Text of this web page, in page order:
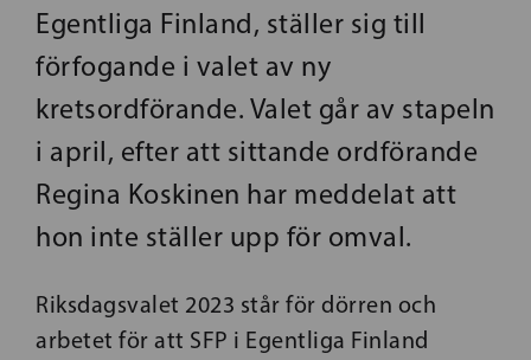
Egentliga Finland, ställer sig till
förfogande i valet av ny
kretsordförande. Valet går av stapeln
i april, efter att sittande ordförande
Regina Koskinen har meddelat att
hon inte ställer upp för omval.
Riksdagsvalet 2023 står för dörren och
arbetet för att SFP i Egentliga Finland